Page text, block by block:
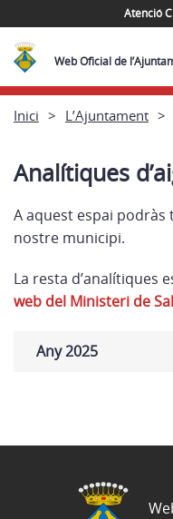
Atenció
Web Oficial de
Inici L’Ajuntament
Analítiques
A aquest espai podràs
nostre municipi.
La resta d’analítiques
web del Ministeri de
Any 2025